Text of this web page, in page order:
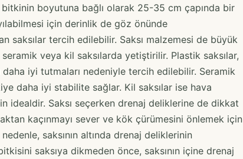
boyutuna bağlı olarak 25-35 cm çapında bir
için derinlik de göz önünde
saksılar tercih edilebilir. Saksı malzemesi de büyük
veya kil saksılarda yetiştirilir. Plastik saksılar,
iyi tutmaları nedeniyle tercih edilebilir. Seramik
daha iyi stabilite sağlar. Kil saksılar ise hava
idealdir. Saksı seçerken drenaj deliklerine de dikkat
kaçınmayı sever ve kök çürümesini önlemek için
saksının altında drenaj deliklerinin
saksıya dikmeden önce, saksının içine drenaj